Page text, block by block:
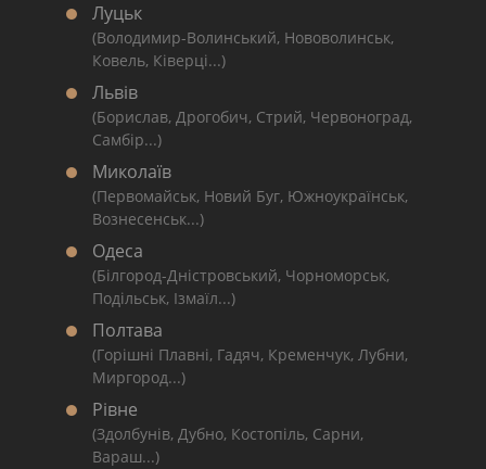
Луцьк
(Володимир-Волинський, Нововолинськ,
Ковель, Ківерці...)
Львів
(Борислав, Дрогобич, Стрий, Червоноград,
Самбір...)
Миколаїв
(Первомайськ, Новий Буг, Южноукраїнськ,
Вознесенськ...)
Одеса
(Білгород-Дністровський, Чорноморськ,
Подільськ, Ізмаїл...)
Полтава
(Горішні Плавні, Гадяч, Кременчук, Лубни,
Миргород...)
Рівне
(Здолбунів, Дубно, Костопіль, Сарни,
Вараш...)